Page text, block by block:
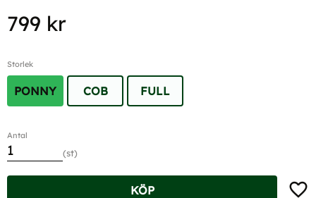
799 kr
Storlek
PONNY COB FULL
Antal
st
KÖP